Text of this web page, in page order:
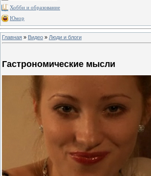
Хобби и образование
Юмор
Главная » Видео » Люди и блоги
Гастрономические мысли